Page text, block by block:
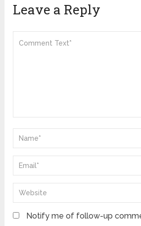
Leave a Reply
Notify me of follow-up